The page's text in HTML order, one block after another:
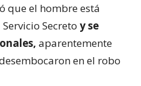
que el hombre está
Secreto y se
aparentemente
en el robo